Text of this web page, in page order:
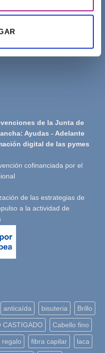
de la Junta de
Ayudas - Adelante
digital de las pymes
cofinanciada por el
de las estrategias de
a la actividad de
anticaída bisuteria Brillo
CASTIGADO Cabello fino
regalo fibra capilar laca